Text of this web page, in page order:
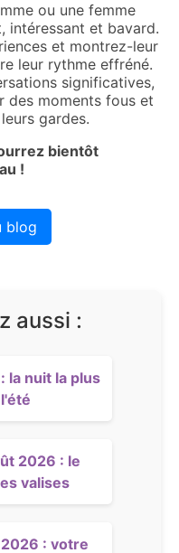
ou une femme
intéressant et bavard.
et montrez-leur
leur rythme effréné.
significatives,
des moments fous et
gardes.
bientôt
!
blog
aussi :
la nuit la plus
2026 : le
valises
: votre